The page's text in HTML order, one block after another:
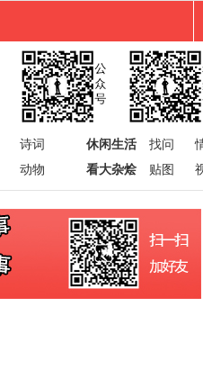
诗词
动物
休闲生活 找问
看大杂烩
贴图